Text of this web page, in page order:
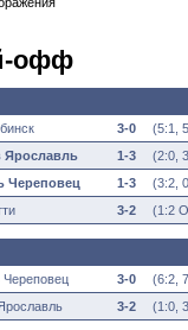
офф
3-0 (5:1,
Ярославль 1-3 (2:0,
Череповец 1-3 (3:2,
3-2 (1:2
Череповец 3-0 (6:2,
3-2 (1:0,